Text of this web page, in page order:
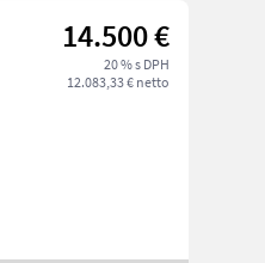
14.500 €
20 % s DPH
12.083,33 € netto